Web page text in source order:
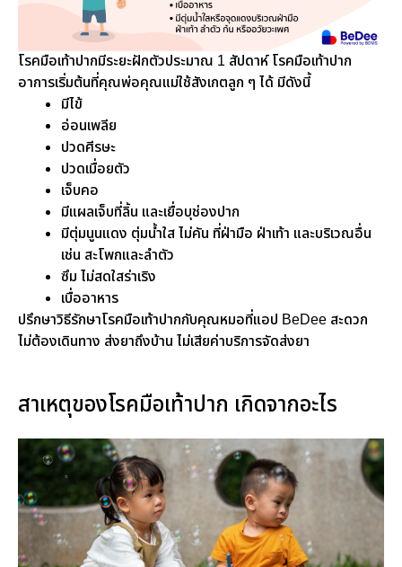
โรคมือเท้าปากมีระยะฝักตัวประมาณ 1 สัปดาห์ โรคมือเท้าปาก
อาการเริ่มต้นที่คุณพ่อคุณแม่ใช้สังเกตลูก ๆ ได้ มีดังนี้
มีไข้
อ่อนเพลีย
ปวดศีรษะ
ปวดเมื่อยตัว
เจ็บคอ
มีแผลเจ็บที่ลิ้น และเยื่อบุช่องปาก
มีตุ่มนูนแดง ตุ่มน้ำใส ไม่คัน ที่ฝ่ามือ ฝ่าเท้า และบริเวณอื่น
เช่น สะโพกและลำตัว
ซึม ไม่สดใสร่าเริง
เบื่ออาหาร
ปรึกษาวิธีรักษาโรคมือเท้าปากกับคุณหมอที่แอป BeDee สะดวก
ไม่ต้องเดินทาง ส่งยาถึงบ้าน ไม่เสียค่าบริการจัดส่งยา
สาเหตุของโรคมือเท้าปาก เกิดจากอะไร